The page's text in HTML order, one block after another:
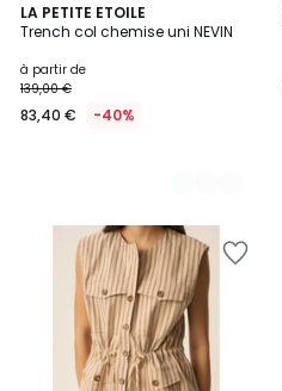
LA PETITE ETOILE
Trench col chemise uni NEVIN
à partir de
139,00 €
83,40 € -40%
2
Couleurs